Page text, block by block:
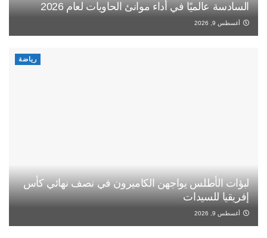
السادسة عالميًا في أداء موانئ الحاويات لعام 2026
أغسطس 9, 2026
رياضة
لبؤات الأطلس يواجهن الكاميرون في نصف نهائي كأس
إفريقيا للسيدات
أغسطس 9, 2026